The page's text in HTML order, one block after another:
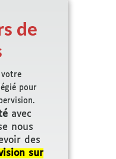
de
votre
pour
avec
nous
des
sur